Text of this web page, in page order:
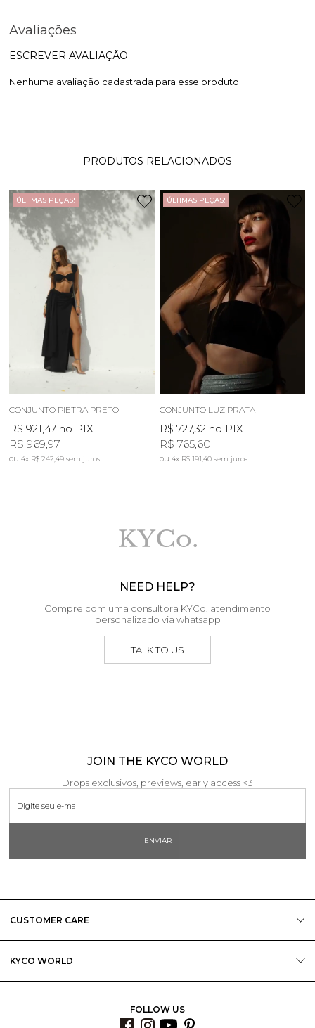
Avaliações
ESCREVER AVALIAÇÃO
Nenhuma avaliação cadastrada para esse produto.
PRODUTOS RELACIONADOS
ÚLTIMAS PEÇAS!
CONJUNTO PIETRA PRETO
R$ 921,47 no PIX
R$ 969,97
4x R$ 242,49sem juros
ÚLTIMAS PEÇAS!
CONJUNTO LUZ PRATA
R$ 727,32no PIX
R$ 765,60
4x R$ 191,40 sem juros
NEED HELP?
Compre com uma consultora KYCo. atendimento
personalizado via whatsapp
TALK TO US
JOIN THE KYCO WORLD
Drops exclusivos, previews, early access <3
ENVIAR
CUSTOMER CARE
KYCO WORLD
FOLLOW US